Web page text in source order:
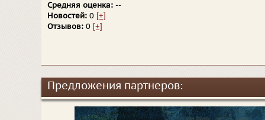
Средняя оценка: --
Новостей: 0 [+]
Отзывов: 0 [+]
Предложения партнеров: